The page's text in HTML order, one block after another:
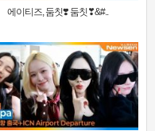
에이티즈, 둠칫❣️ 둠칫❣&#..